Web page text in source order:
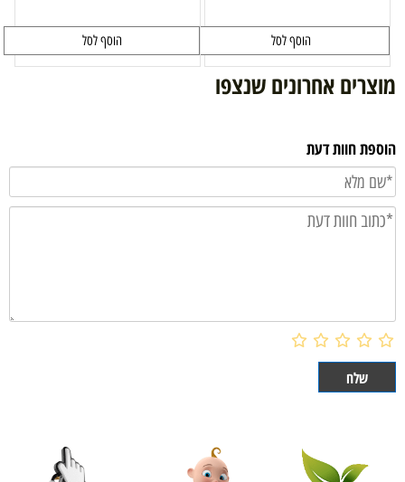
הוסף לסל הוסף לסל
מוצרים אחרונים שנצפו
הוספת חוות דעת